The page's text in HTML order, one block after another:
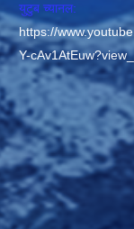
युटुब च्यानल:
https://
Y-